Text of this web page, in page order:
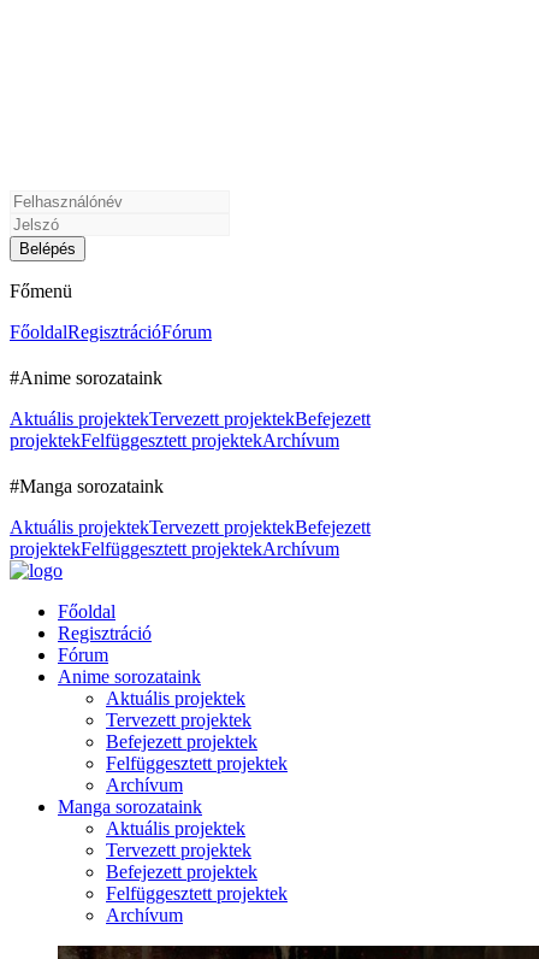
Főmenü
FőoldalRegisztrációFórum
#Anime sorozataink
Aktuális projektekTervezett projektekBefejezett
projektekFelfüggesztett projektekArchívum
#Manga sorozataink
Aktuális projektekTervezett projektekBefejezett
projektekFelfüggesztett projektekArchívum
Főoldal
Regisztráció
Fórum
Anime sorozataink
Aktuális projektek
Tervezett projektek
Befejezett projektek
Felfüggesztett projektek
Archívum
Manga sorozataink
Aktuális projektek
Tervezett projektek
Befejezett projektek
Felfüggesztett projektek
Archívum